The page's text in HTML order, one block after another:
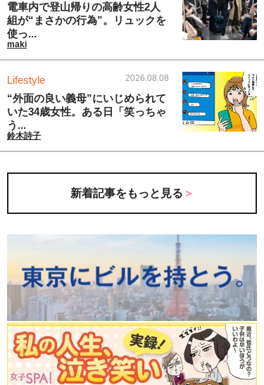
電車内で登山帰りの高齢女性2人
組が“まさかの行為”。リュックを
使っ...
maki
Lifestyle 2026.08.08
“外面の良い義母”にいじめられて
いた34歳女性。ある日「笑っちゃ
う...
鈴木詩子
新着記事をもっと見る